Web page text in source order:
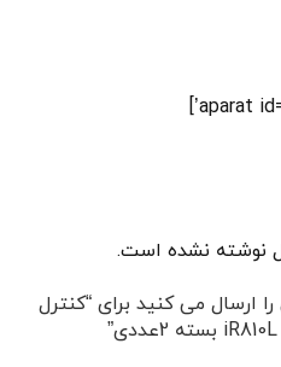
نوشته نشده است.
ارسال می کنید برای “کنترل